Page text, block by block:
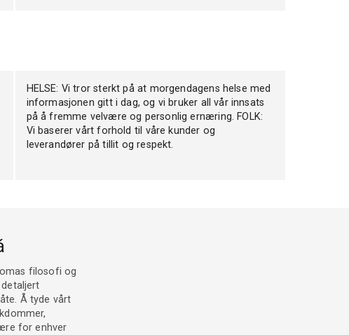
HELSE: Vi tror sterkt på at morgendagens helse med
informasjonen gitt i dag, og vi bruker all vår innsats
på å fremme velvære og personlig ernæring. FOLK:
Vi baserer vårt forhold til våre kunder og
leverandører på tillit og respekt.
filosofi og
Å tyde vårt
for enhver